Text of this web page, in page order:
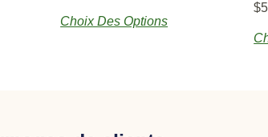
Choix Des Options
$